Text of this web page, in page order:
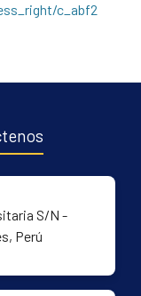
c_abf2
S/N -
Perú